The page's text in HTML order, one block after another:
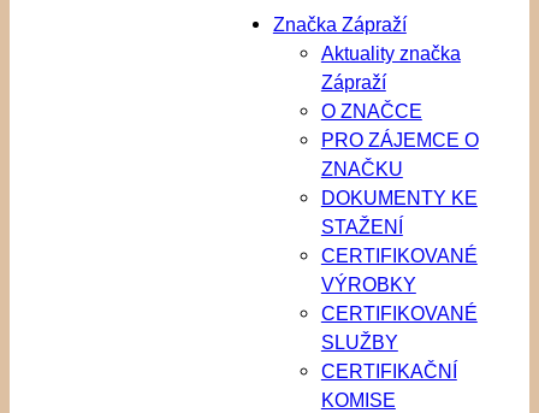
Značka Zápraží
Aktuality značka
Zápraží
O ZNAČCE
PRO ZÁJEMCE O
ZNAČKU
DOKUMENTY KE
STAŽENÍ
CERTIFIKOVANÉ
VÝROBKY
CERTIFIKOVANÉ
SLUŽBY
CERTIFIKAČNÍ
KOMISE